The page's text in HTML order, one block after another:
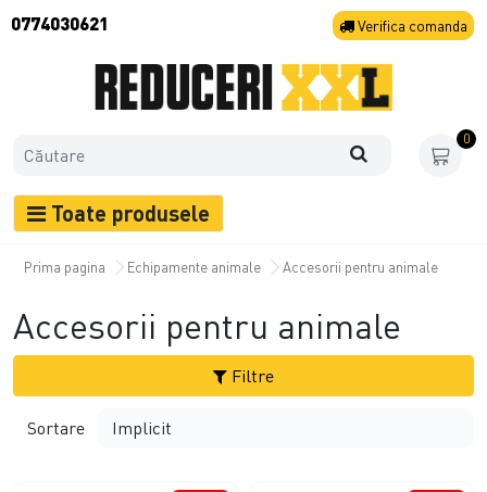
0774030621 Verifica comanda
0
Toate produsele
Prima pagina Echipamente animale Accesorii pentru animale
Accesorii pentru animale
Filtre
Sortare